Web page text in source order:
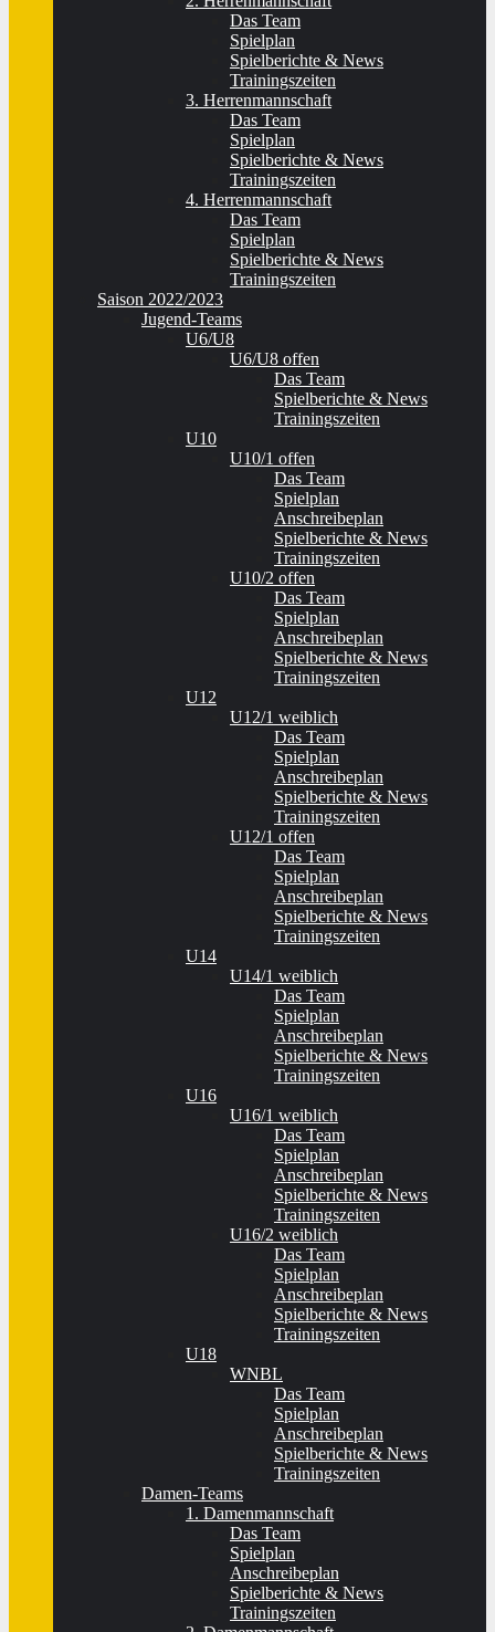
Das Team
Spielplan
Spielberichte & News
Trainingszeiten
3. Herrenmannschaft
Das Team
Spielplan
Spielberichte & News
Trainingszeiten
4. Herrenmannschaft
Das Team
Spielplan
Spielberichte & News
Trainingszeiten
Saison 2022/2023
Jugend-Teams
U6/U8
U6/U8 offen
Das Team
Spielberichte & News
Trainingszeiten
U10
U10/1 offen
Das Team
Spielplan
Anschreibeplan
Spielberichte & News
Trainingszeiten
U10/2 offen
Das Team
Spielplan
Anschreibeplan
Spielberichte & News
Trainingszeiten
U12
U12/1 weiblich
Das Team
Spielplan
Anschreibeplan
Spielberichte & News
Trainingszeiten
U12/1 offen
Das Team
Spielplan
Anschreibeplan
Spielberichte & News
Trainingszeiten
U14
U14/1 weiblich
Das Team
Spielplan
Anschreibeplan
Spielberichte & News
Trainingszeiten
U16
U16/1 weiblich
Das Team
Spielplan
Anschreibeplan
Spielberichte & News
Trainingszeiten
U16/2 weiblich
Das Team
Spielplan
Anschreibeplan
Spielberichte & News
Trainingszeiten
U18
WNBL
Das Team
Spielplan
Anschreibeplan
Spielberichte & News
Trainingszeiten
Damen-Teams
1. Damenmannschaft
Das Team
Spielplan
Anschreibeplan
Spielberichte & News
Trainingszeiten